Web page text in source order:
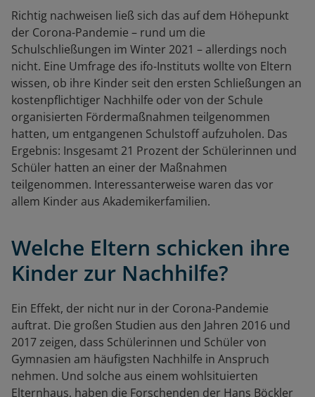
Richtig nachweisen ließ sich das auf dem Höhepunkt
der Corona-Pandemie – rund um die
Schulschließungen im Winter 2021 – allerdings noch
nicht. Eine Umfrage des ifo-Instituts wollte von Eltern
wissen, ob ihre Kinder seit den ersten Schließungen an
kostenpflichtiger Nachhilfe oder von der Schule
organisierten Fördermaßnahmen teilgenommen
hatten, um entgangenen Schulstoff aufzuholen. Das
Ergebnis: Insgesamt 21 Prozent der Schülerinnen und
Schüler hatten an einer der Maßnahmen
teilgenommen. Interessanterweise waren das vor
allem Kinder aus Akademikerfamilien.
Welche Eltern schicken ihre
Kinder zur Nachhilfe?
Ein Effekt, der nicht nur in der Corona-Pandemie
auftrat. Die großen Studien aus den Jahren 2016 und
2017 zeigen, dass Schülerinnen und Schüler von
Gymnasien am häufigsten Nachhilfe in Anspruch
nehmen. Und solche aus einem wohlsituierten
Elternhaus, haben die Forschenden der Hans Böckler